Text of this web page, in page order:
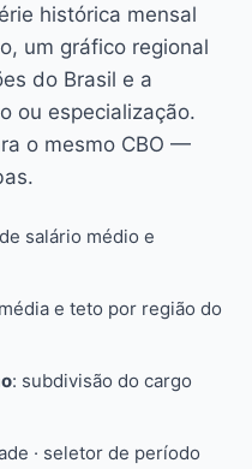
histórica mensal
um gráfico regional
do Brasil e a
ou especialização.
o mesmo CBO —
salário médio e
e teto por região do
: subdivisão do cargo
· seletor de período